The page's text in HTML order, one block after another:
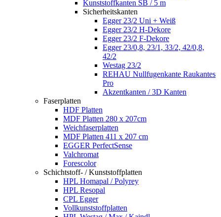
Kunststoffkanten SB / 5 m
Sicherheitskanten
Egger 23/2 Uni + Weiß
Egger 23/2 H-Dekore
Egger 23/2 F-Dekore
Egger 23/0,8, 23/1, 33/2, 42/0,8,
42/2
Westag 23/2
REHAU Nullfugenkante Raukantes
Pro
Akzentkanten / 3D Kanten
Faserplatten
HDF Platten
MDF Platten 280 x 207cm
Weichfaserplatten
MDF Platten 411 x 207 cm
EGGER PerfectSense
Valchromat
Forescolor
Schichtstoff- / Kunststoffplatten
HPL Homapal / Polyrey
HPL Resopal
CPL Egger
Vollkunststoffplatten